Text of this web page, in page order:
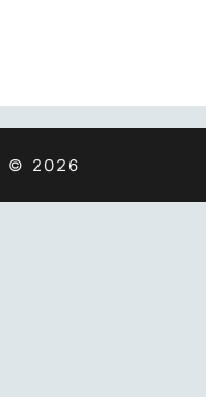
© 2026